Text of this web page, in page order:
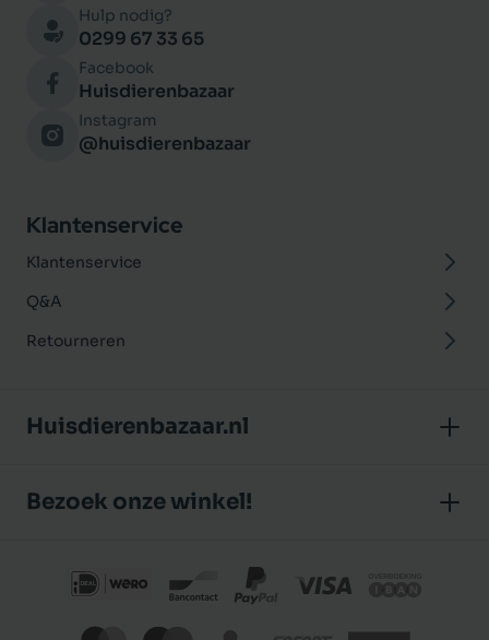
Hulp nodig?
0299 67 33 65
Facebook
Huisdierenbazaar
Instagram
@huisdierenbazaar
Klantenservice
Klantenservice
Q&A
Retourneren
Huisdierenbazaar.nl
Klantbeoordelingen
Privacybeleid
Bezoek onze winkel!
J.P. Poelstraat 8